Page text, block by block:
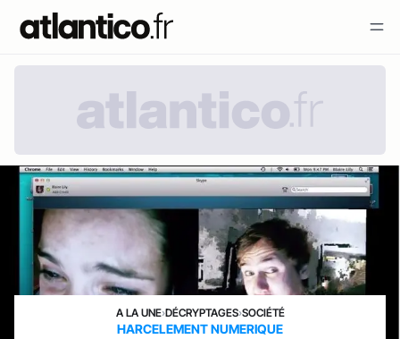
A LA UNE›DÉCRYPTAGES›SOCIÉTÉ
HARCELEMENT NUMERIQUE